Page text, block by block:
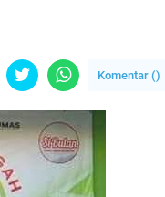
Komentar ()